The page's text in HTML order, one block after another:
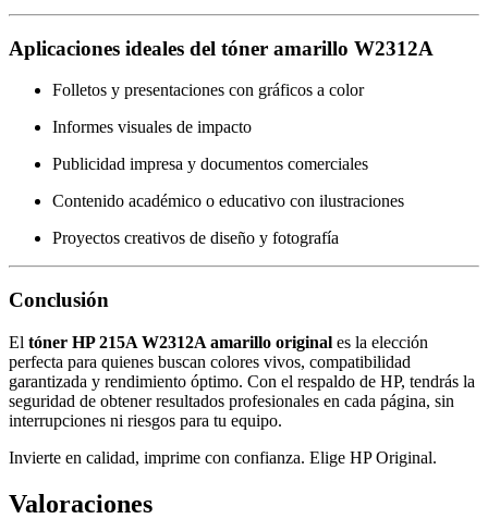
Aplicaciones ideales del tóner amarillo W2312A
Folletos y presentaciones con gráficos a color
Informes visuales de impacto
Publicidad impresa y documentos comerciales
Contenido académico o educativo con ilustraciones
Proyectos creativos de diseño y fotografía
Conclusión
El tóner HP 215A W2312A amarillo original es la elección
perfecta para quienes buscan colores vivos, compatibilidad
garantizada y rendimiento óptimo. Con el respaldo de HP, tendrás la
seguridad de obtener resultados profesionales en cada página, sin
interrupciones ni riesgos para tu equipo.
Invierte en calidad, imprime con confianza. Elige HP Original.
Valoraciones